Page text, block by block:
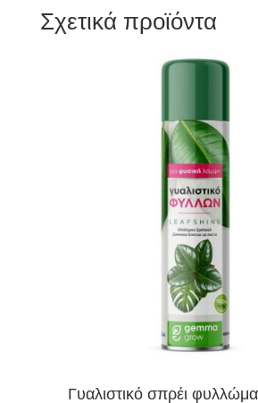
Σχετικά προϊόντα
Γυαλιστικό σπρέι